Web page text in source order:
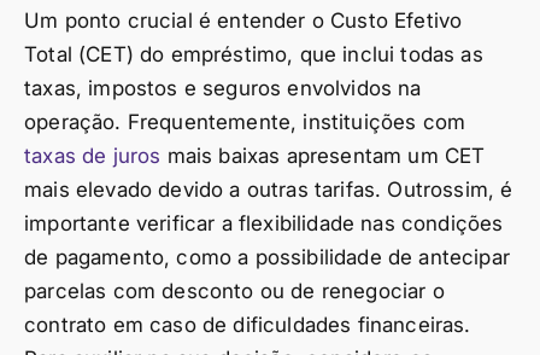
Um ponto crucial é entender o Custo Efetivo
Total (CET) do empréstimo, que inclui todas as
taxas, impostos e seguros envolvidos na
operação. Frequentemente, instituições com
taxas de juros mais baixas apresentam um CET
mais elevado devido a outras tarifas. Outrossim, é
importante verificar a flexibilidade nas condições
de pagamento, como a possibilidade de antecipar
parcelas com desconto ou de renegociar o
contrato em caso de dificuldades financeiras.